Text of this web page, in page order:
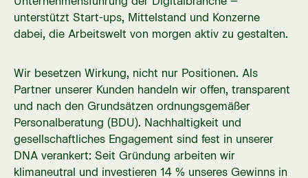
unterstützt Start-ups, Mittelstand und Konzerne
dabei, die Arbeitswelt von morgen aktiv zu gestalten.
Wir besetzen Wirkung, nicht nur Positionen. Als
Partner unserer Kunden handeln wir offen, transparent
und nach den Grundsätzen ordnungsgemäßer
Personalberatung (BDU). Nachhaltigkeit und
gesellschaftliches Engagement sind fest in unserer
DNA verankert: Seit Gründung arbeiten wir
klimaneutral und investieren 14 % unseres Gewinns in